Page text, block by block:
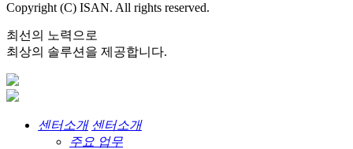
Copyright (C) ISAN. All rights reserved.
최선의 노력으로
최상의 솔루션을 제공합니다.
센터소개 센터소개
주요 업무